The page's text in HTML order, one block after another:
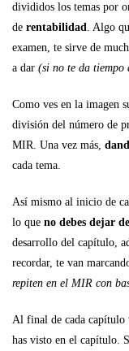
divididos los temas por
de rentabilidad. Algo
examen, te sirve de
a dar (si no te da tiempo
Como ves en la imagen
división del número de
MIR. Una vez más,
cada tema.
Así mismo al inicio de
lo que no debes dejar
desarrollo del capítulo,
recordar, te van
repiten en el MIR con
Al final de cada capítulo
has visto en el capítulo.